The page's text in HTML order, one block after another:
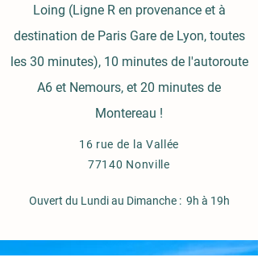
Loing (Ligne R en provenance et à
destination de Paris Gare de Lyon, toutes
les 30 minutes), 10 minutes de l'autoroute
A6 et Nemours, et 20 minutes de
Montereau !
16 rue de la Vallée
77140 Nonville
Ouvert du Lundi au Dimanche : 9h à 19h